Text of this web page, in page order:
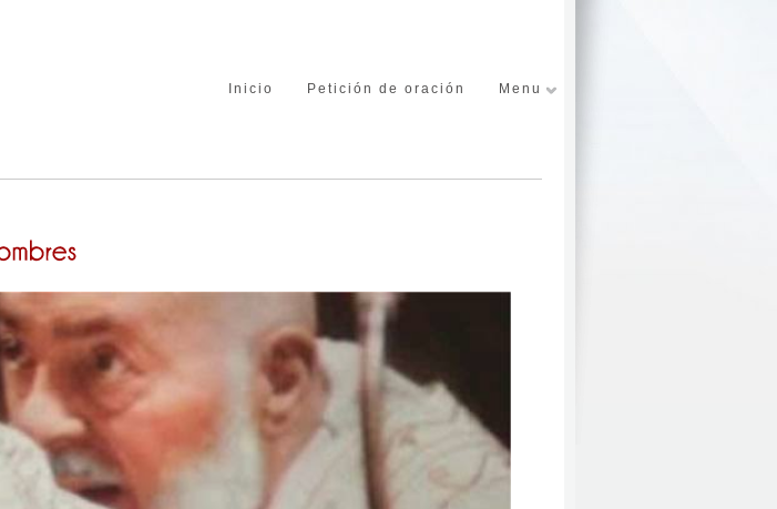
Inicio Petición de oración Menu